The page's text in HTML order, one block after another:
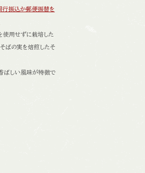
行振込か郵便振替を
使用せずに栽培した
ばの実を焙煎したそ
ばしい風味が特徴で